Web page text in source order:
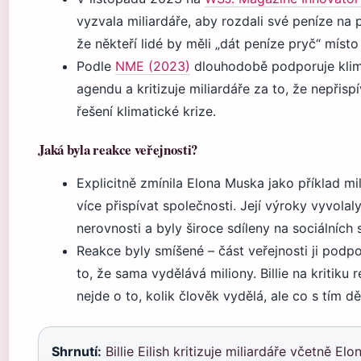
vyzvala miliardáře, aby rozdali své peníze na
že někteří lidé by měli „dát peníze pryč“
Podle NME (2023) dlouhodobě podporuje
agendu a kritizuje miliardáře za to, že
řešení klimatické krize.
Jaká byla reakce veřejnosti?
Explicitně zmínila Elona Muska jako příklad
více přispívat společnosti. Její výroky
nerovnosti a byly široce sdíleny na sociálních
Reakce byly smíšené – část veřejnosti ji
to, že sama vydělává miliony. Billie na kritiku
nejde o to, kolik člověk vydělá, ale co s tím
Shrnutí: Billie Eilish kritizuje miliardáře včetně